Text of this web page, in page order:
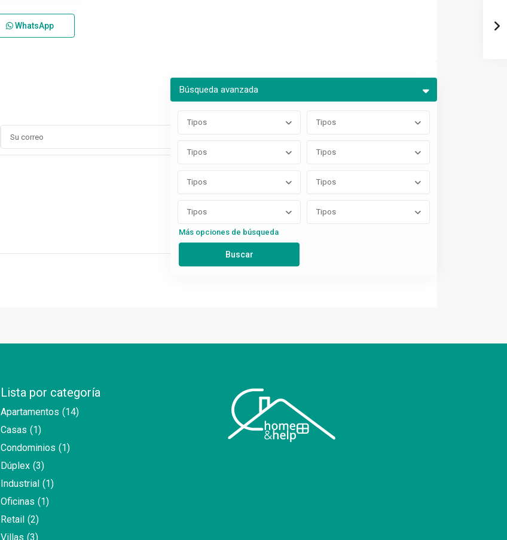
Búsqueda avanzada
Tipos Tipos
Tipos Tipos
Tipos Tipos
Tipos Tipos
Más opciones de búsqueda
WhatsApp
Lista por categoría
Apartamentos (14)
Casas (1)
Condominios (1)
Dúplex (3)
Industrial (1)
Oficinas (1)
Retail (2)
Villas (3)